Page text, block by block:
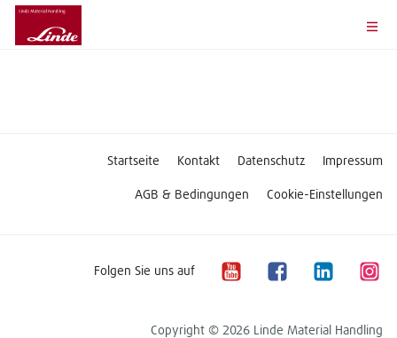
Startseite Kontakt Datenschutz Impressum
AGB & Bedingungen Cookie-Einstellungen
Folgen Sie uns auf
Copyright © 2026 Linde Material Handling